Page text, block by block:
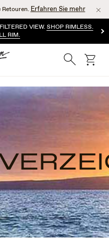
Retouren. Erfahren Sie mehr
VIEW.SHOP RIMLESS.
RIM.
Suche